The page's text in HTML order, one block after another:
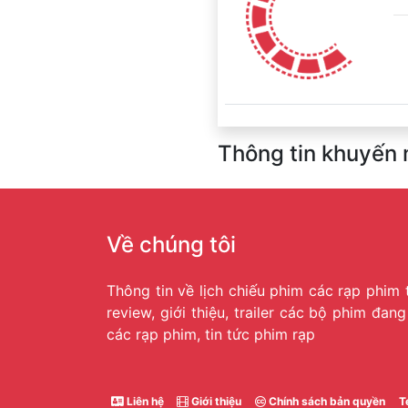
Thông tin khuyến
Về chúng tôi
Thông tin về lịch chiếu phim các rạp phim
review, giới thiệu, trailer các bộ phim
các rạp phim, tin tức phim rạp
Liên hệ Giới thiệu Chính sách bản quyền